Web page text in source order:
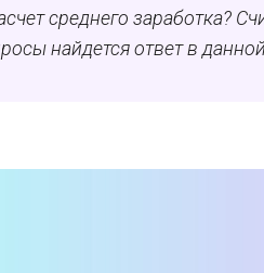
среднего заработка?
найдется ответ в данной